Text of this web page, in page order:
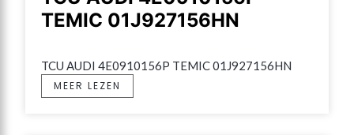
TEMIC 01J927156HN
TCU AUDI 4E0910156P TEMIC 01J927156HN
MEER LEZEN